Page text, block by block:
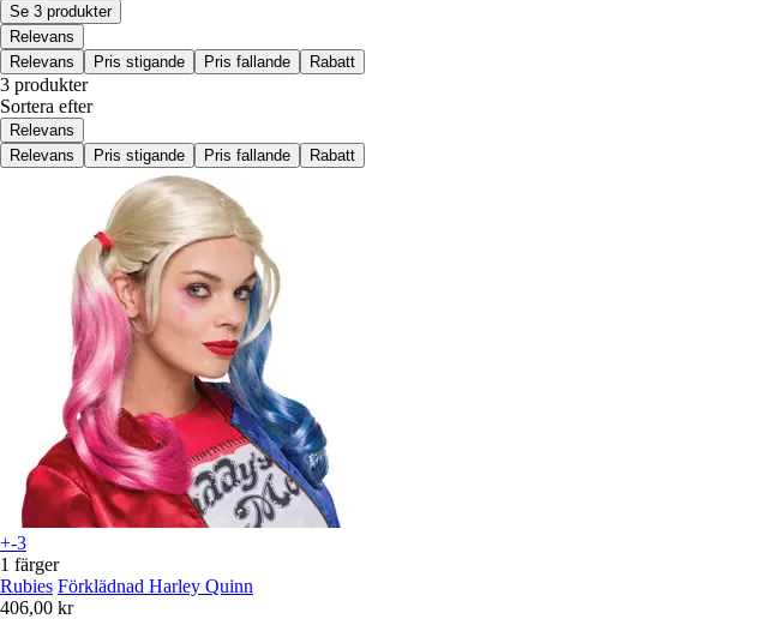
Se 3 produkter
Relevans
Relevans
Pris stigande Pris fallande Rabatt
3 produkter
Sortera efter
Relevans
Relevans
Pris stigande Pris fallande Rabatt
+-3
1 färger
Rubies Förklädnad Harley Quinn
406,00 kr